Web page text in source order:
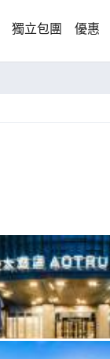
獨立包團 優惠